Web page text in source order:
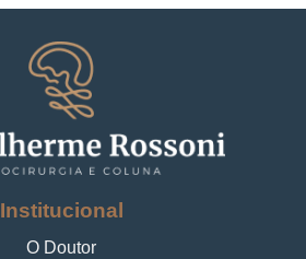
Institucional
O Doutor